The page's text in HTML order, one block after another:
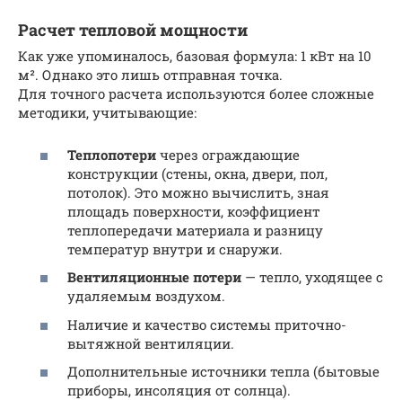
Расчет тепловой мощности
Как уже упоминалось, базовая формула: 1 кВт на 10
м². Однако это лишь отправная точка.
Для точного расчета используются более сложные
методики, учитывающие:
Теплопотери через ограждающие
конструкции (стены, окна, двери, пол,
потолок). Это можно вычислить, зная
площадь поверхности, коэффициент
теплопередачи материала и разницу
температур внутри и снаружи.
Вентиляционные потери — тепло, уходящее с
удаляемым воздухом.
Наличие и качество системы приточно-
вытяжной вентиляции.
Дополнительные источники тепла (бытовые
приборы, инсоляция от солнца).